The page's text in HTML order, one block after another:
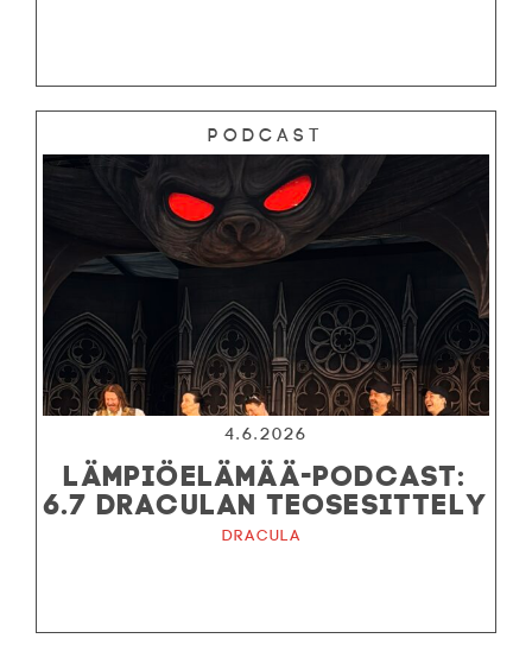
Podcast
4.6.2026
LÄMPIÖELÄMÄÄ-PODCAST:
6.7 DRACULAN TEOSESITTELY
Dracula